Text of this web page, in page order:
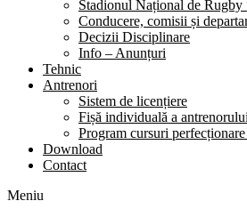
Stadionul Național de
Conducere, comisii și
Decizii Disciplinare
Info – Anunțuri
Tehnic
Antrenori
Sistem de licențiere
Fișă individuală a antrenorului
Program cursuri
Download
Contact
Meniu